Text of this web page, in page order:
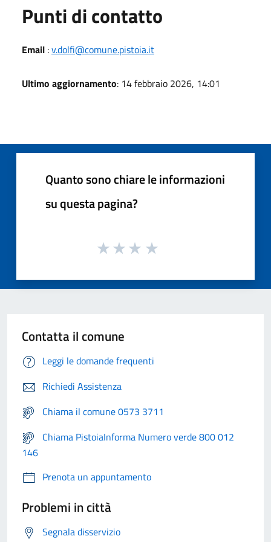
Punti di contatto
Email :v.dolfi@comune.pistoia.it
Ultimo aggiornamento: 14 febbraio 2026, 14:01
Quanto sono chiare le informazioni
su questa pagina?
Contatta il comune
Leggi le domande frequenti
Richiedi Assistenza
Chiama il comune 0573 3711
Chiama PistoiaInforma Numero verde 800 012
146
Prenota un appuntamento
Problemi in città
Segnala disservizio